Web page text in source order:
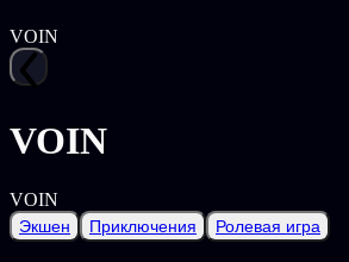
VOIN
VOIN
VOIN
Экшен Приключения Ролевая игра